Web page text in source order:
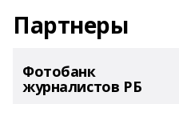
Партнеры
Фотобанк
журналистов РБ